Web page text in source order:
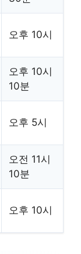
오후 10시
오후 10시
10분
오후 5시
오전 11시
10분
오후 10시